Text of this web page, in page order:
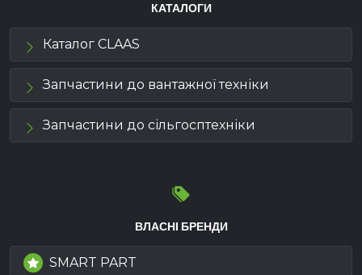
КАТАЛОГИ
Каталог CLAAS
Запчастини до вантажної техніки
Запчастини до сільгосптехніки
ВЛАСНІ БРЕНДИ
SMART PART